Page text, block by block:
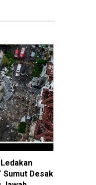
Sumut Desak